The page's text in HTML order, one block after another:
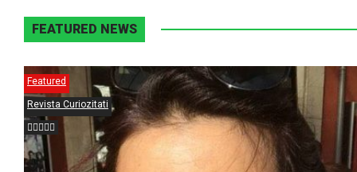
FEATURED NEWS
Featured
Revista Curiozitati